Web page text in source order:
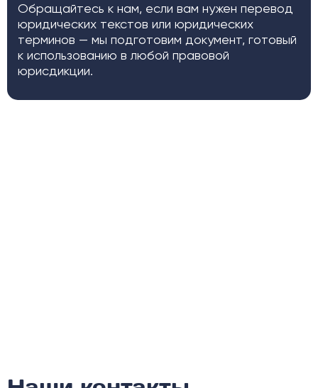
Обращайтесь к нам, если вам нужен перевод
юридических текстов или юридических
терминов — мы подготовим документ, готовый
к использованию в любой правовой
юрисдикции.